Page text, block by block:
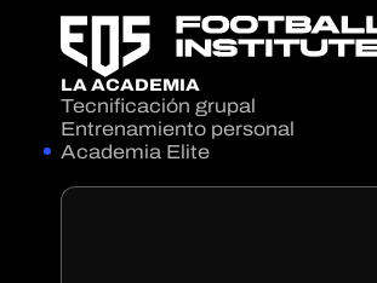
LA ACADEMIA
Tecnificación grupal
Entrenamiento personal
Academia Elite